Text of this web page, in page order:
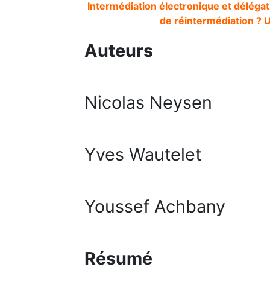
Intermédiation électronique et
de réintermédiation ?
Auteurs
Nicolas Neysen
Yves Wautelet
Youssef Achbany
Résumé